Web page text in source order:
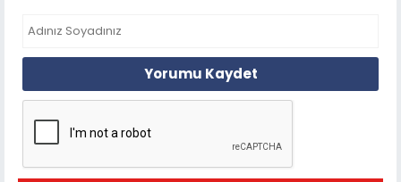
Yorumu Kaydet